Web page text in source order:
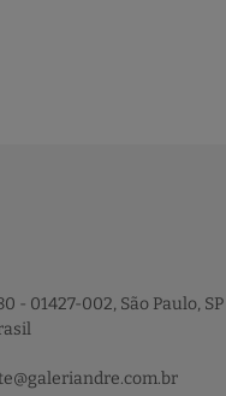
- 01427-002, São Paulo, SP